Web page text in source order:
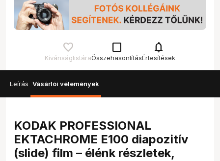
Kívánságlistára
check_box_outline_blank
Összehasonlítás
notifications
Értesítések
Leírás Vásárlói vélemények
KODAK PROFESSIONAL
EKTACHROME E100 diapozitív
(slide) film – élénk részletek,